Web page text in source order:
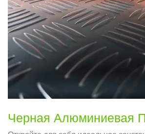
Черная Алюминиевая